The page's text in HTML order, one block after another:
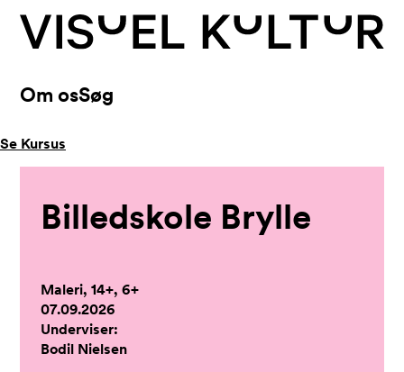
Om osSøg
Se Kursus
Billedskole Brylle
Maleri, 14+, 6+
07.09.2026
Underviser:
Bodil Nielsen